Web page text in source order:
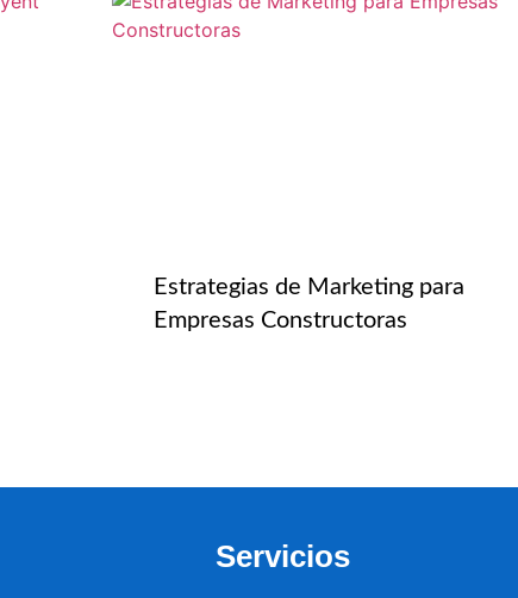
Estrategias de Marketing para
Empresas Constructoras
Servicios